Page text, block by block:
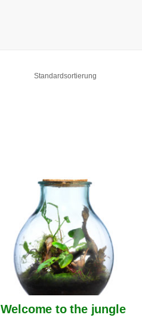
Welcome to the jungle